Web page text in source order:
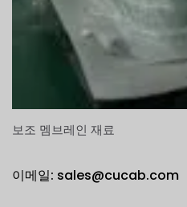
보조 멤브레인 재료
이메일: sales@cucab.com